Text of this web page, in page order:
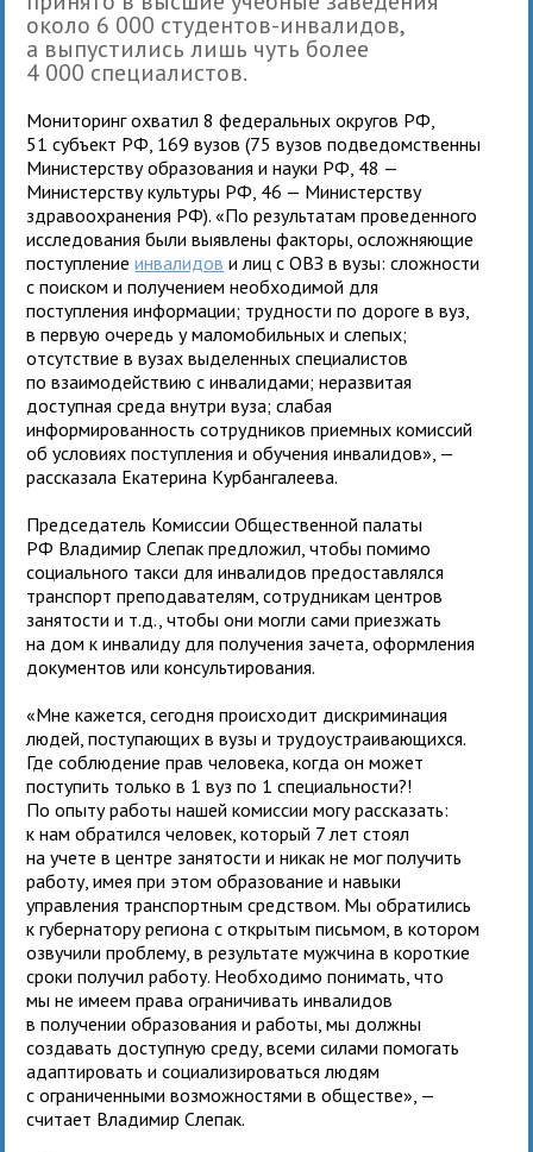
около 6 000 студентов-инвалидов,
а выпустились лишь чуть более
4 000 специалистов.
Мониторинг охватил 8 федеральных округов РФ,
51 субъект РФ, 169 вузов (75 вузов подведомственны
Министерству образования и науки РФ, 48 —
Министерству культуры РФ, 46 — Министерству
здравоохранения РФ). «По результатам проведенного
исследования были выявлены факторы, осложняющие
поступлениеинвалидов и лиц с ОВЗ в вузы: сложности
с поиском и получением необходимой для
поступления информации; трудности по дороге в вуз,
в первую очередь у маломобильных и слепых;
отсутствие в вузах выделенных специалистов
по взаимодействию с инвалидами; неразвитая
доступная среда внутри вуза; слабая
информированность сотрудников приемных комиссий
об условиях поступления и обучения инвалидов», —
рассказала Екатерина Курбангалеева.
Председатель Комиссии Общественной палаты
РФ Владимир Слепак предложил, чтобы помимо
социального такси для инвалидов предоставлялся
транспорт преподавателям, сотрудникам центров
занятости и т.д., чтобы они могли сами приезжать
на дом к инвалиду для получения зачета, оформления
документов или консультирования.
«Мне кажется, сегодня происходит дискриминация
людей, поступающих в вузы и трудоустраивающихся.
Где соблюдение прав человека, когда он может
поступить только в 1 вуз по 1 специальности?!
По опыту работы нашей комиссии могу рассказать:
к нам обратился человек, который 7 лет стоял
на учете в центре занятости и никак не мог получить
работу, имея при этом образование и навыки
управления транспортным средством. Мы обратились
к губернатору региона с открытым письмом, в котором
озвучили проблему, в результате мужчина в короткие
сроки получил работу. Необходимо понимать, что
мы не имеем права ограничивать инвалидов
в получении образования и работы, мы должны
создавать доступную среду, всеми силами помогать
адаптировать и социализироваться людям
с ограниченными возможностями в обществе», —
считает Владимир Слепак.